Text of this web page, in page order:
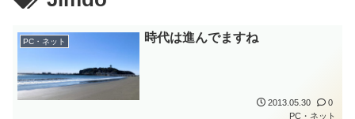
PC・ネット 時代は進んでますね
2013.05.30
0
PC・ネット